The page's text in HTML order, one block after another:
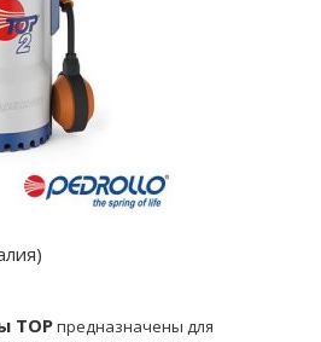
TOPпредназначены для